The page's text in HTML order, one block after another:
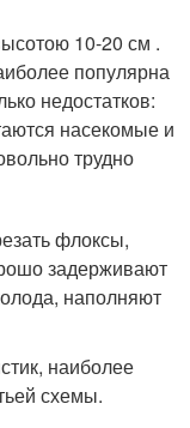
10-20 см .
популярна
недостатков:
насекомые и
трудно
флоксы,
задерживают
наполняют
наиболее
схемы.